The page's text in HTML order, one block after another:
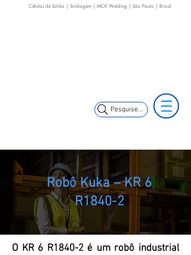
Pesquise...
Células de Solda | Soldagem | MCK Welding | São Paulo | Brasil
Robô Kuka – KR 6
R1840-2
O KR 6 R1840-2 é um robô industrial